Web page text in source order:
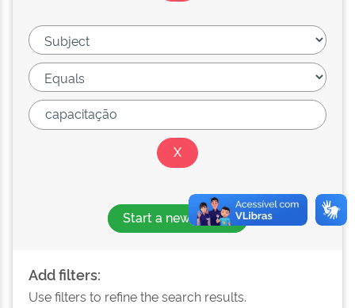
Start a new search
Add filters:
Use filters to refine the search results.